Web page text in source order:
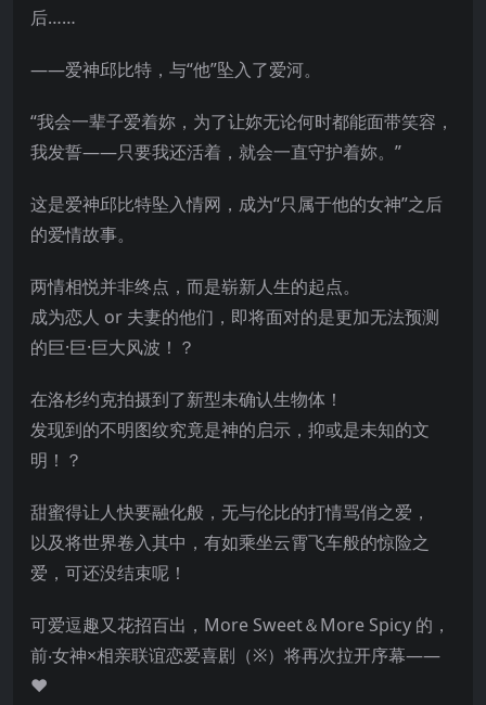
后……
——爱神邱比特，与“他”坠入了爱河。
“我会一辈子爱着妳，为了让妳无论何时都能面带笑容，
我发誓——只要我还活着，就会一直守护着妳。”
这是爱神邱比特坠入情网，成为“只属于他的女神”之后
的爱情故事。
两情相悦并非终点，而是崭新人生的起点。
成为恋人 or 夫妻的他们，即将面对的是更加无法预测
的巨·巨·巨大风波！？
在洛杉约克拍摄到了新型未确认生物体！
发现到的不明图纹究竟是神的启示，抑或是未知的文
明！？
甜蜜得让人快要融化般，无与伦比的打情骂俏之爱，
以及将世界卷入其中，有如乘坐云霄飞车般的惊险之
爱，可还没结束呢！
可爱逗趣又花招百出，More Sweet＆More Spicy 的，
前‧女神×相亲联谊恋爱喜剧（※）将再次拉开序幕——
♥